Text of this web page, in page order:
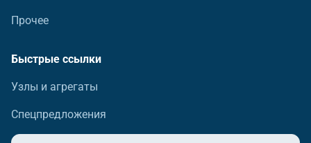
Прочее
Быстрые ссылки
Узлы и агрегаты
Спецпредложения